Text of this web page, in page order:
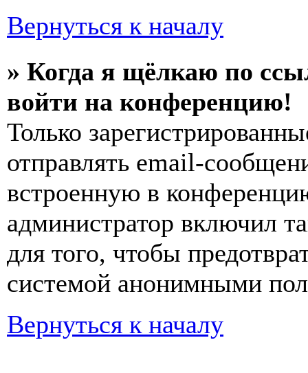
Вернуться к началу
» Когда я щёлкаю по
войти на конференцию!
Только
отправлять email-
встроенную в
администратор включил
для того, чтобы
системой анонимными
Вернуться к началу